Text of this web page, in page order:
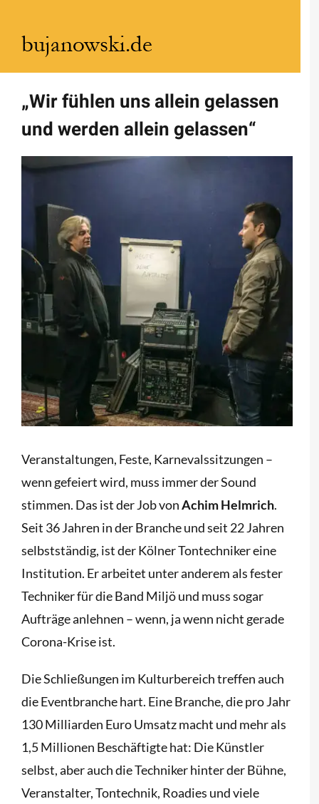
Inhalt
springen
„Wir fühlen uns allein gelassen
und werden allein gelassen“
Zeige
Veranstaltungen, Feste, Karnevalssitzungen –
wenn gefeiert wird, muss immer der Sound
stimmen. Das ist der Job vonAchim Helmrich.
Seit 36 Jahren in der Branche und seit 22 Jahren
selbstständig, ist der Kölner Tontechniker eine
Institution. Er arbeitet unter anderem als fester
Techniker für die Band Miljö und muss sogar
Aufträge anlehnen – wenn, ja wenn nicht gerade
Corona-Krise ist.
Die Schließungen im Kulturbereich treffen auch
die Eventbranche hart. Eine Branche, die pro Jahr
130 Milliarden Euro Umsatz macht und mehr als
1,5 Millionen Beschäftigte hat: Die Künstler
selbst, aber auch die Techniker hinter der Bühne,
Veranstalter, Tontechnik, Roadies und viele